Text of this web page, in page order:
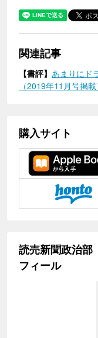
関連記事
【書評】 あまりにド
（2019年11月号掲
購入サイト
読売新聞政治部
フィール